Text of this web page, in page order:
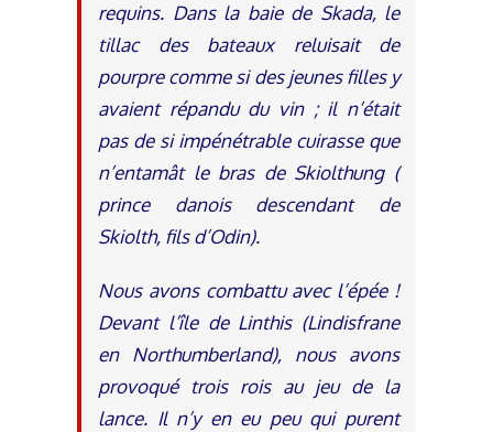
requins. Dans la baie de Skada, le
tillac des bateaux reluisait de
pourpre comme si des jeunes filles y
avaient répandu du vin ; il n’était
pas de si impénétrable cuirasse que
n’entamât le bras de Skiolthung (
prince danois descendant de
Skiolth, fils d’Odin).
Nous avons combattu avec l’épée !
Devant l’île de Linthis (Lindisfrane
en Northumberland), nous avons
provoqué trois rois au jeu de la
lance. Il n’y en eu peu qui purent